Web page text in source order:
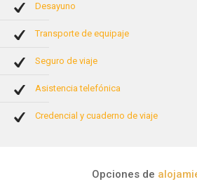
Desayuno
Transporte de equipaje
Seguro de viaje
Asistencia telefónica
Credencial y cuaderno de viaje
Opciones de